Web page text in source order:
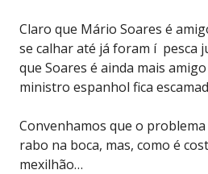
Claro que Mário Soares é
se calhar até já foram í pesca
que Soares é ainda mais
ministro espanhol fica
Convenhamos que o
rabo na boca, mas, como é
mexilhão…